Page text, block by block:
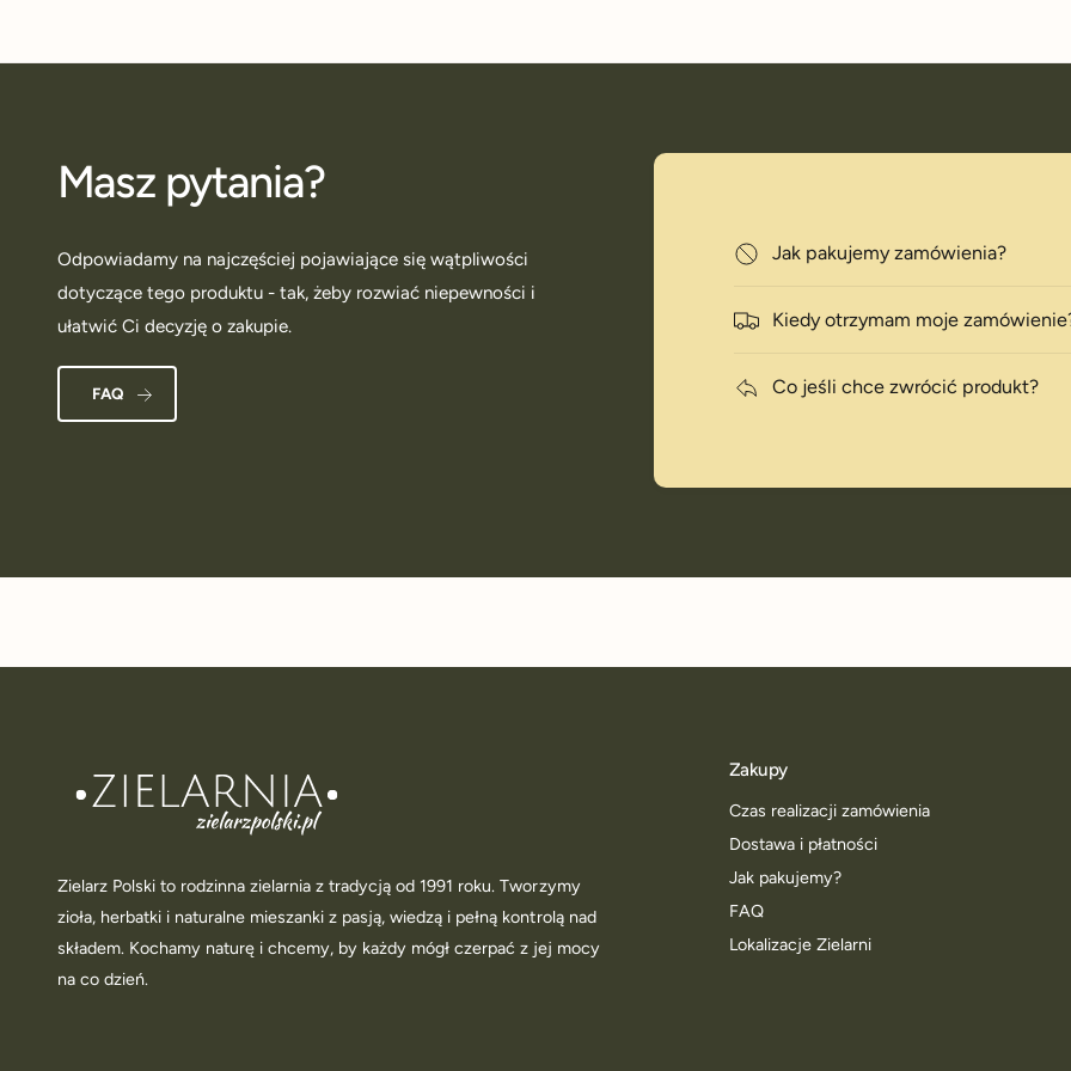
Masz pytania?
Odpowiadamy na najczęściej pojawiające się wątpliwości
dotyczące tego produktu - tak, żeby rozwiać niepewności i
ułatwić Ci decyzję o zakupie.
FAQ
Jak pakujemy zamówienia?
Kiedy otrzymam moje
Co jeśli chce zwrócić produkt?
Zielarz Polski to rodzinna zielarnia z tradycją od 1991 roku. Tworzymy
zioła, herbatki i naturalne mieszanki z pasją, wiedzą i pełną kontrolą nad
składem. Kochamy naturę i chcemy, by każdy mógł czerpać z jej mocy
na co dzień.
Zakupy
Czas realizacji zamówienia
Dostawa i płatności
Jak pakujemy?
FAQ
Lokalizacje Zielarni